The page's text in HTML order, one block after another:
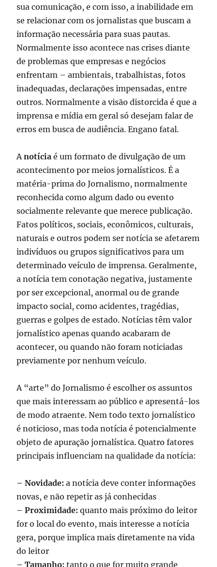
sua comunicação, e com isso, a inabilidade em
se relacionar com os jornalistas que buscam a
informação necessária para suas pautas.
Normalmente isso acontece nas crises diante
de problemas que empresas e negócios
enfrentam – ambientais, trabalhistas, fotos
inadequadas, declarações impensadas, entre
outros. Normalmente a visão distorcida é que a
imprensa e mídia em geral só desejam falar de
erros em busca de audiência. Engano fatal.
Anotícia é um formato de divulgação de um
acontecimento por meios jornalísticos. É a
matéria-prima do Jornalismo, normalmente
reconhecida como algum dado ou evento
socialmente relevante que merece publicação.
Fatos políticos, sociais, econômicos, culturais,
naturais e outros podem ser notícia se afetarem
indivíduos ou grupos significativos para um
determinado veículo de imprensa. Geralmente,
a notícia tem conotação negativa, justamente
por ser excepcional, anormal ou de grande
impacto social, como acidentes, tragédias,
guerras e golpes de estado. Notícias têm valor
jornalístico apenas quando acabaram de
acontecer, ou quando não foram noticiadas
previamente por nenhum veículo.
A “arte” do Jornalismo é escolher os assuntos
que mais interessam ao público e apresentá-los
de modo atraente. Nem todo texto jornalístico
é noticioso, mas toda notícia é potencialmente
objeto de apuração jornalística. Quatro fatores
principais influenciam na qualidade da notícia:
– Novidade: a notícia deve conter informações
novas, e não repetir as já conhecidas
– Proximidade: quanto mais próximo do leitor
for o local do evento, mais interesse a notícia
gera, porque implica mais diretamente na vida
do leitor
– Tamanho: tanto o que for muito grande